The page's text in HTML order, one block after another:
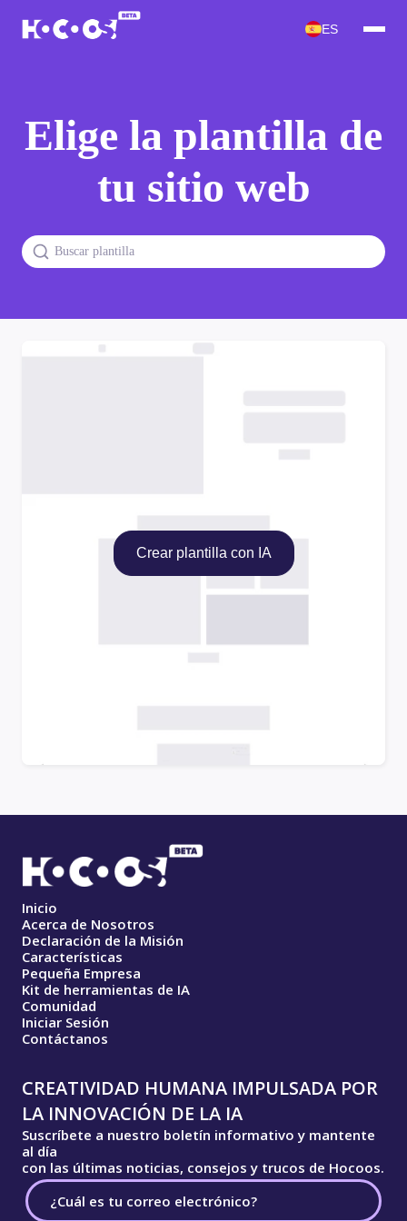
ES
Elige la plantilla de
tu sitio web
Crear plantilla con IA
Inicio
Acerca de Nosotros
Declaración de la Misión
Características
Pequeña Empresa
Kit de herramientas de IA
Comunidad
Iniciar Sesión
Contáctanos
CREATIVIDAD HUMANA IMPULSADA POR
LA INNOVACIÓN DE LA IA
Suscríbete a nuestro boletín informativo y mantente
al día
con las últimas noticias, consejos y trucos de Hocoos.